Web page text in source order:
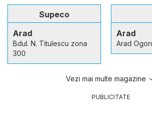
Supeco
Arad
Bdul. N. Titulescu zona
300
Arad
Arad
Vezi mai multe magazine
PUBLICITATE